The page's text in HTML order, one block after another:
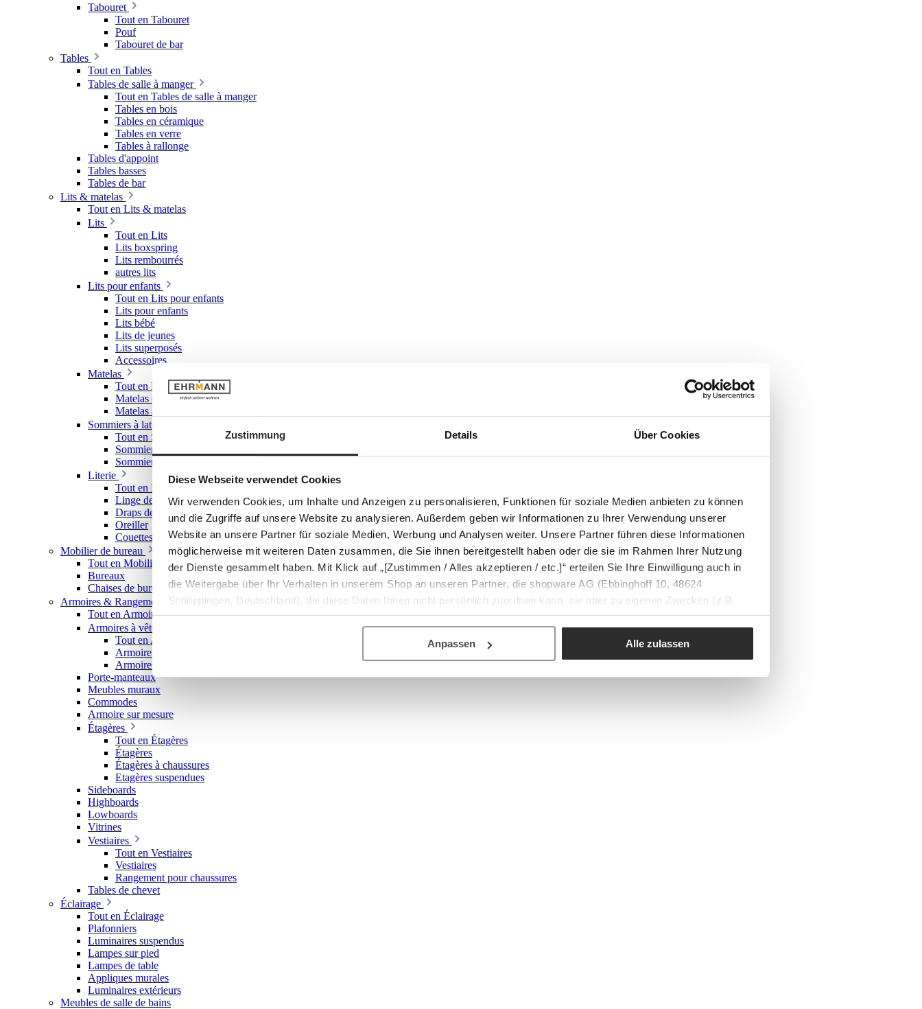
Zustimmung Details Über Cookies
Diese Webseite verwendet Cookies
Wir verwenden Cookies, um Inhalte und Anzeigen zu personalisieren, Funktionen für soziale Medien anbieten zu können
und die Zugriffe auf unsere Website zu analysieren. Außerdem geben wir Informationen zu Ihrer Verwendung unserer
Website an unsere Partner für soziale Medien, Werbung und Analysen weiter. Unsere Partner führen diese Informationen
möglicherweise mit weiteren Daten zusammen, die Sie ihnen bereitgestellt haben oder die sie im Rahmen Ihrer Nutzung
der Dienste gesammelt haben. Mit Klick auf „[Zustimmen / Alles akzeptieren / etc.]“ erteilen Sie Ihre Einwilligung auch in
die Weitergabe über Ihr Verhalten in unserem Shop an unseren Partner, die shopware AG (Ebbinghoff 10, 48624
Schöppingen, Deutschland), die diese Daten Ihnen nicht persönlich zuordnen kann, sie aber zu eigenen Zwecken (z.B.
Produktverbesserungen, Marktverhaltensanalysen) verarbeiten darf.
Anpassen Alle zulassen
Tabouret
Tout en Tabouret
Pouf
Tabouret de bar
Tables
Tout en Tables
Tables de salle à manger
Tout en Tables de salle à manger
Tables en bois
Tables en céramique
Tables en verre
Tables à rallonge
Tables d'appoint
Tables basses
Tables de bar
Lits & matelas
Tout en Lits & matelas
Lits
Tout en Lits
Lits boxspring
Lits rembourrés
autres lits
Lits pour enfants
Tout en Lits pour enfants
Lits pour enfants
Lits bébé
Lits de jeunes
Lits superposés
Accessoires
Matelas
Tout en Matelas
Matelas en mousse froide
Matelas à ressorts
Sommiers à lattes
Tout en Sommiers à lattes
Sommiers à lattes rigides
Sommiers à lattes réglables
Literie
Tout en Literie
Linge de lit
Draps de lit & draps-housses
Oreiller
Couettes
Mobilier de bureau
Tout en Mobilier de bureau
Bureaux
Chaises de bureau
Armoires & Rangements
Tout en Armoires & Rangements
Armoires à vêtements
Tout en Armoires à vêtements
Armoires à portes coulissantes
Armoires ouvertes
Porte-manteaux
Meubles muraux
Commodes
Armoire sur mesure
Étagères
Tout en Étagères
Étagères
Étagères à chaussures
Etagères suspendues
Sideboards
Highboards
Lowboards
Vitrines
Vestiaires
Tout en Vestiaires
Vestiaires
Rangement pour chaussures
Tables de chevet
Éclairage
Tout en Éclairage
Plafonniers
Luminaires suspendus
Lampes sur pied
Lampes de table
Appliques murales
Luminaires extérieurs
Meubles de salle de bains